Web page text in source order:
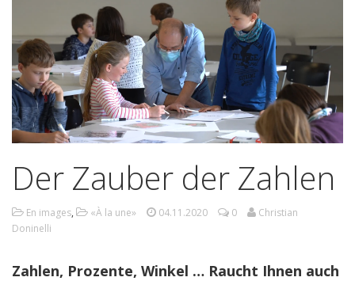
Der Zauber der Zahlen
En images, «À la une» 04.11.2020 0
Christian
Doninelli
Zahlen, Prozente, Winkel … Raucht Ihnen auch